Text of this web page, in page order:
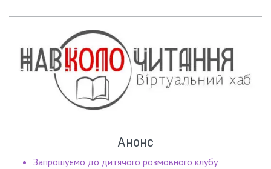
Анонс
Запрошуємо до дитячого розмовного клубу